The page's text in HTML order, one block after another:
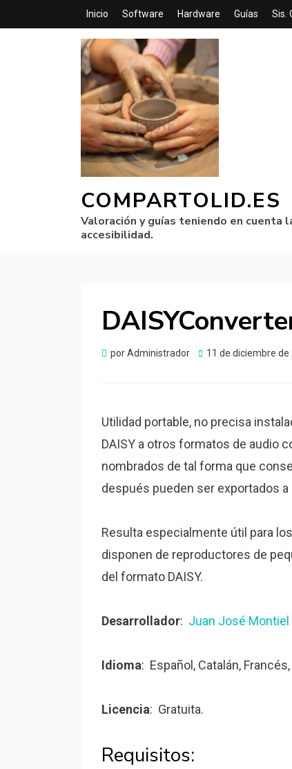
Inicio Software Hardware Guías Sis.
COMPARTOLID.ES
Valoración y guías teniendo en cuenta
accesibilidad.
porAdministrador
Publicado
11 de diciembre de
Utilidad portable, no precisa
DAISY a otros formatos de audio
nombrados de tal forma que
después pueden ser exportados
Resulta especialmente útil para
disponen de reproductores de
del formato DAISY.
Desarrollador: Juan José
Idioma: Español, Catalán,
Licencia: Gratuita.
Requisitos: